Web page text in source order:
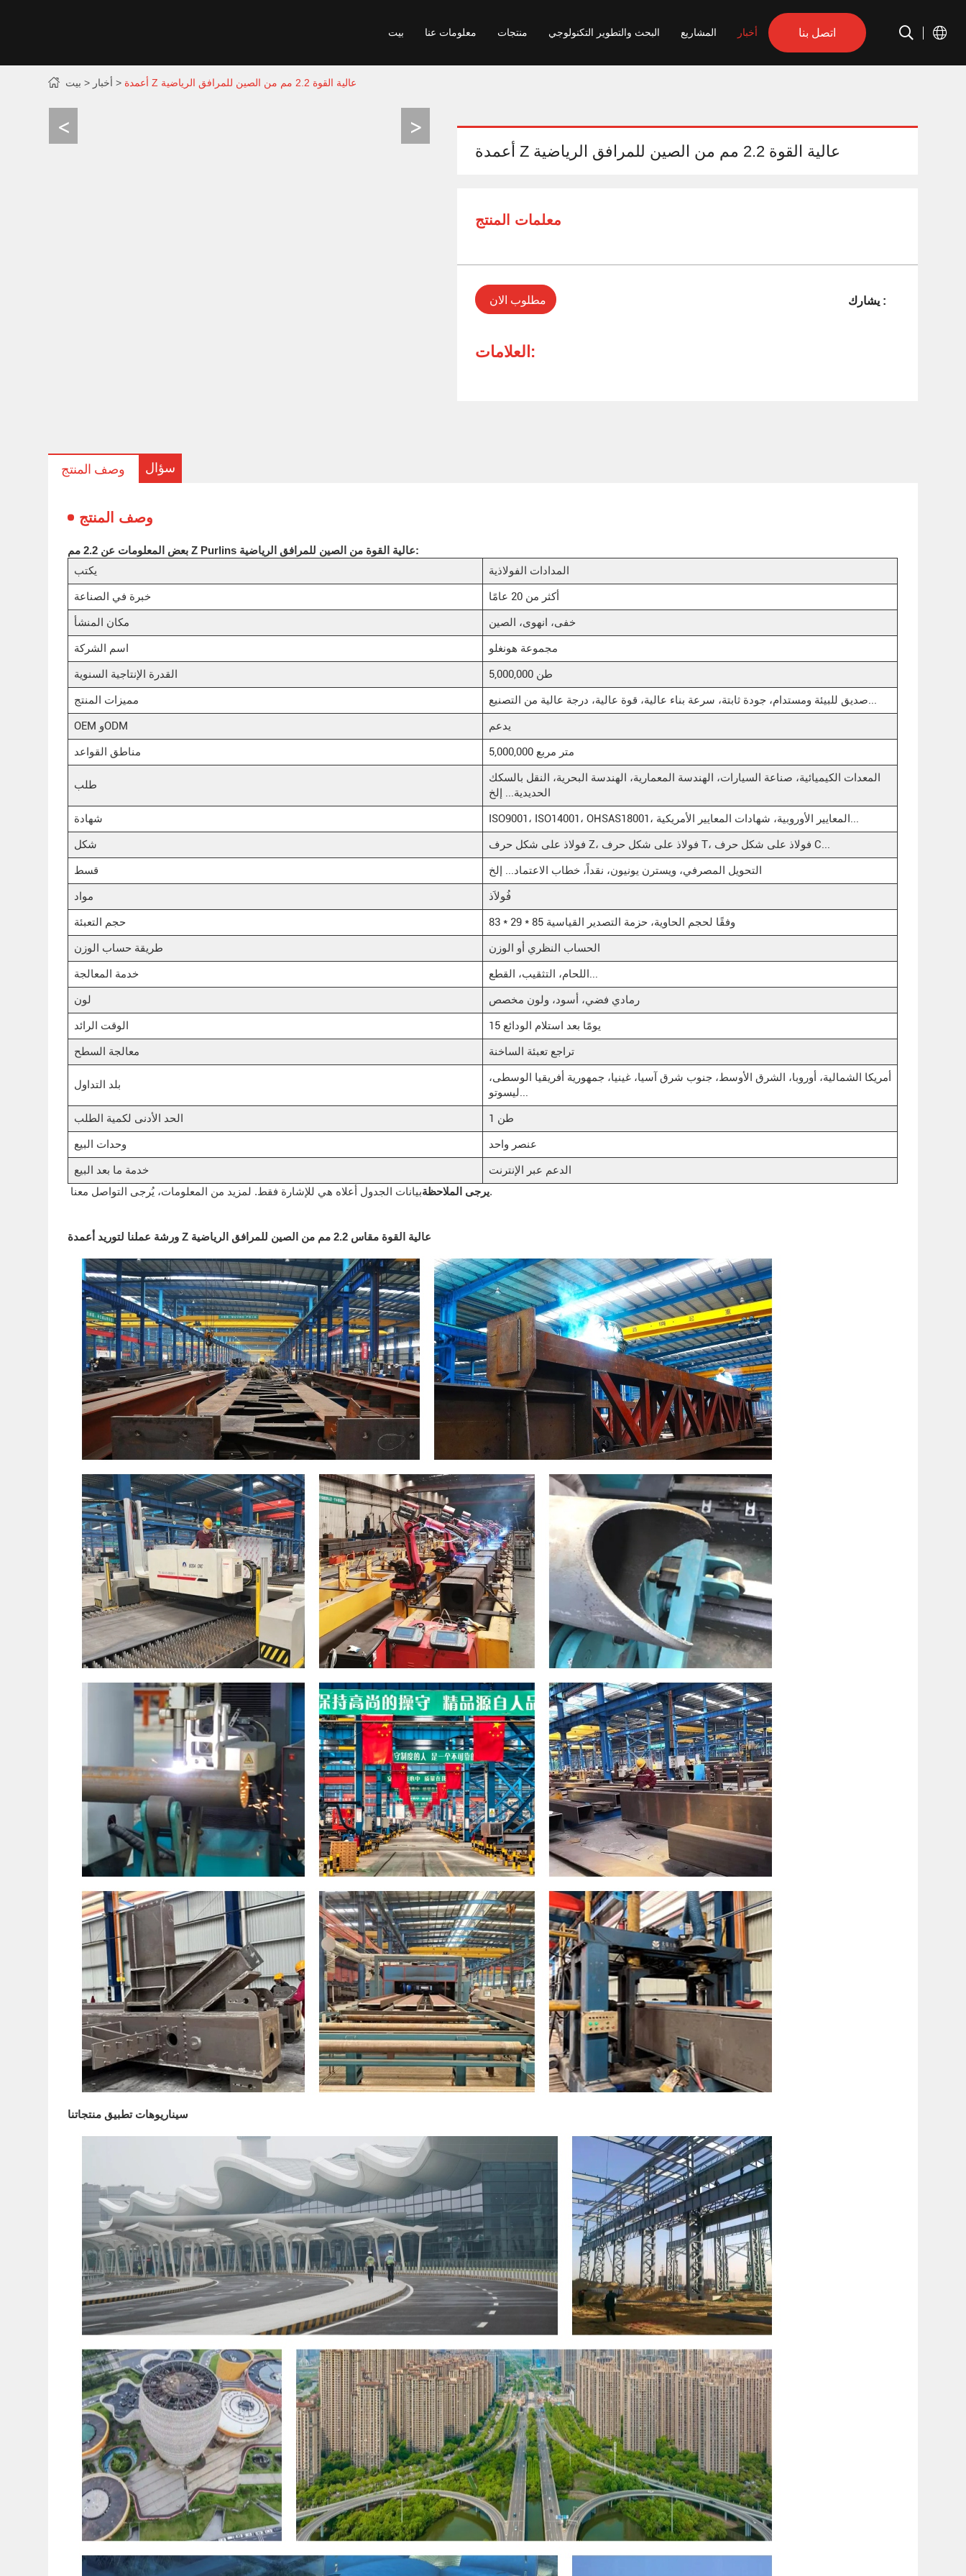
بيت معلومات عنا منتجات البحث والتطوير التكنولوجي المشاريع أخبار اتصل بنا
بيت أخبار أعمدة Z عالية القوة 2.2 مم من الصين للمرافق الرياضية
أعمدة Z عالية القوة 2.2 مم من الصين للمرافق الرياضية
معلمات المنتج
مطلوب الان يشارك :
العلامات:
وصف المنتج سؤال
وصف المنتج
بعض المعلومات عن 2.2 مم Z Purlins عالية القوة من الصين للمرافق الرياضية:
يكتب
المدادات الفولاذية
خبرة في الصناعة
أكثر من 20 عامًا
مكان المنشأ
خفى، انهوى، الصين
اسم الشركة
مجموعة هونغلو
القدرة الإنتاجية السنوية
5,000,000 طن
مميزات المنتج
صديق للبيئة ومستدام، جودة ثابتة، سرعة بناء عالية، قوة عالية، درجة عالية من التصنيع...
OEM وODM
يدعم
مناطق القواعد
5,000,000 متر مربع
طلب
المعدات الكيميائية، صناعة السيارات، الهندسة المعمارية، الهندسة البحرية، النقل بالسكك
الحديدية... إلخ
شهادة
ISO9001، ISO14001، OHSAS18001، المعايير الأوروبية، شهادات المعايير الأمريكية...
شكل
فولاذ على شكل حرف Z، فولاذ على شكل حرف T، فولاذ على شكل حرف C...
قسط
التحويل المصرفي، ويسترن يونيون، نقداً، خطاب الاعتماد... إلخ
مواد
فُولاَذ
حجم التعبئة
83 * 29 * 85 وفقًا لحجم الحاوية، حزمة التصدير القياسية
طريقة حساب الوزن
الحساب النظري أو الوزن
خدمة المعالجة
اللحام، التثقيب، القطع...
لون
رمادي فضي، أسود، ولون مخصص
الوقت الرائد
15 يومًا بعد استلام الودائع
معالجة السطح
تراجع تعبئة الساخنة
بلد التداول
أمريكا الشمالية، أوروبا، الشرق الأوسط، جنوب شرق آسيا، غينيا، جمهورية أفريقيا الوسطى،
ليسوتو...
الحد الأدنى لكمية الطلب
1 طن
وحدات البيع
عنصر واحد
خدمة ما بعد البيع
الدعم عبر الإنترنت
يرجى الملاحظةبيانات الجدول أعلاه هي للإشارة فقط. لمزيد من المعلومات، يُرجى التواصل معنا.
ورشة عملنا لتوريد أعمدة Z عالية القوة مقاس 2.2 مم من الصين للمرافق الرياضية
سيناريوهات تطبيق منتجاتنا